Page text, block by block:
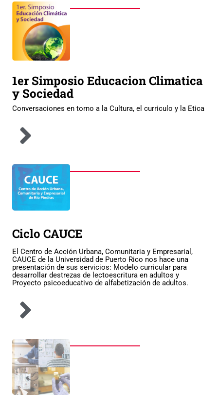
1er Simposio Educacion Climatica
y Sociedad
Conversaciones en torno a la Cultura, el curriculo y la Etica
Ciclo CAUCE
El Centro de Acción Urbana, Comunitaria y Empresarial,
CAUCE de la Universidad de Puerto Rico nos hace una
presentación de sus servicios: Modelo curricular para
desarrollar destrezas de lectoescritura en adultos y
Proyecto psicoeducativo de alfabetización de adultos.